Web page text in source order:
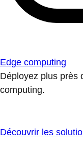
Edge computing
Déployez plus près
computing.
Découvrir les